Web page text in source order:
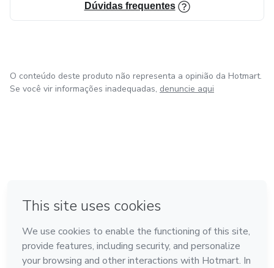
Dúvidas frequentes
O conteúdo deste produto não representa a opinião da Hotmart.
Se você vir informações inadequadas, denuncie aqui
Feito com ❤ em Bogotá